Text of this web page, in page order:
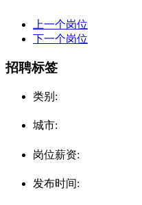
上一个岗位
下一个岗位
招聘标签
类别:
城市:
岗位薪资:
发布时间: